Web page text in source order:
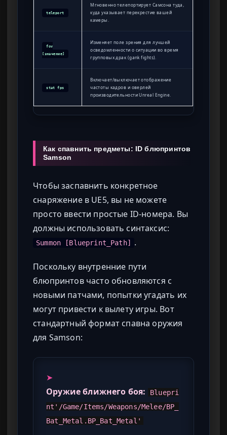
teleport
Мгновенно телепортирует Самсона туда,
куда указывает перекрестие вашей
камеры.
fov
[значение]
Изменяет поле зрения для лучшей
осведомленности о ситуации во время
групповых драк (gank fights).
stat fps
Включает/выключает отображение
частоты кадров и оверлей
производительности Unreal Engine.
Как спавнить предметы: ID блюпринтов
Samson
Чтобы заспавнить конкретное
снаряжение в UE5, вы не можете
просто ввести простые ID-номера. Вы
должны использовать синтаксис:
Summon [Blueprint_Path] .
Поскольку внутренние пути
блюпринтов часто обновляются с
новыми патчами, попытки угадать их
могут привести к вылету игры. Вот
стандартный формат спавна оружия
для Samson:
➤
Оружие ближнего боя:
Bluepri
nt'/Game/Items/Weapons/Melee/BP_
Bat_Metal.BP_Bat_Metal'